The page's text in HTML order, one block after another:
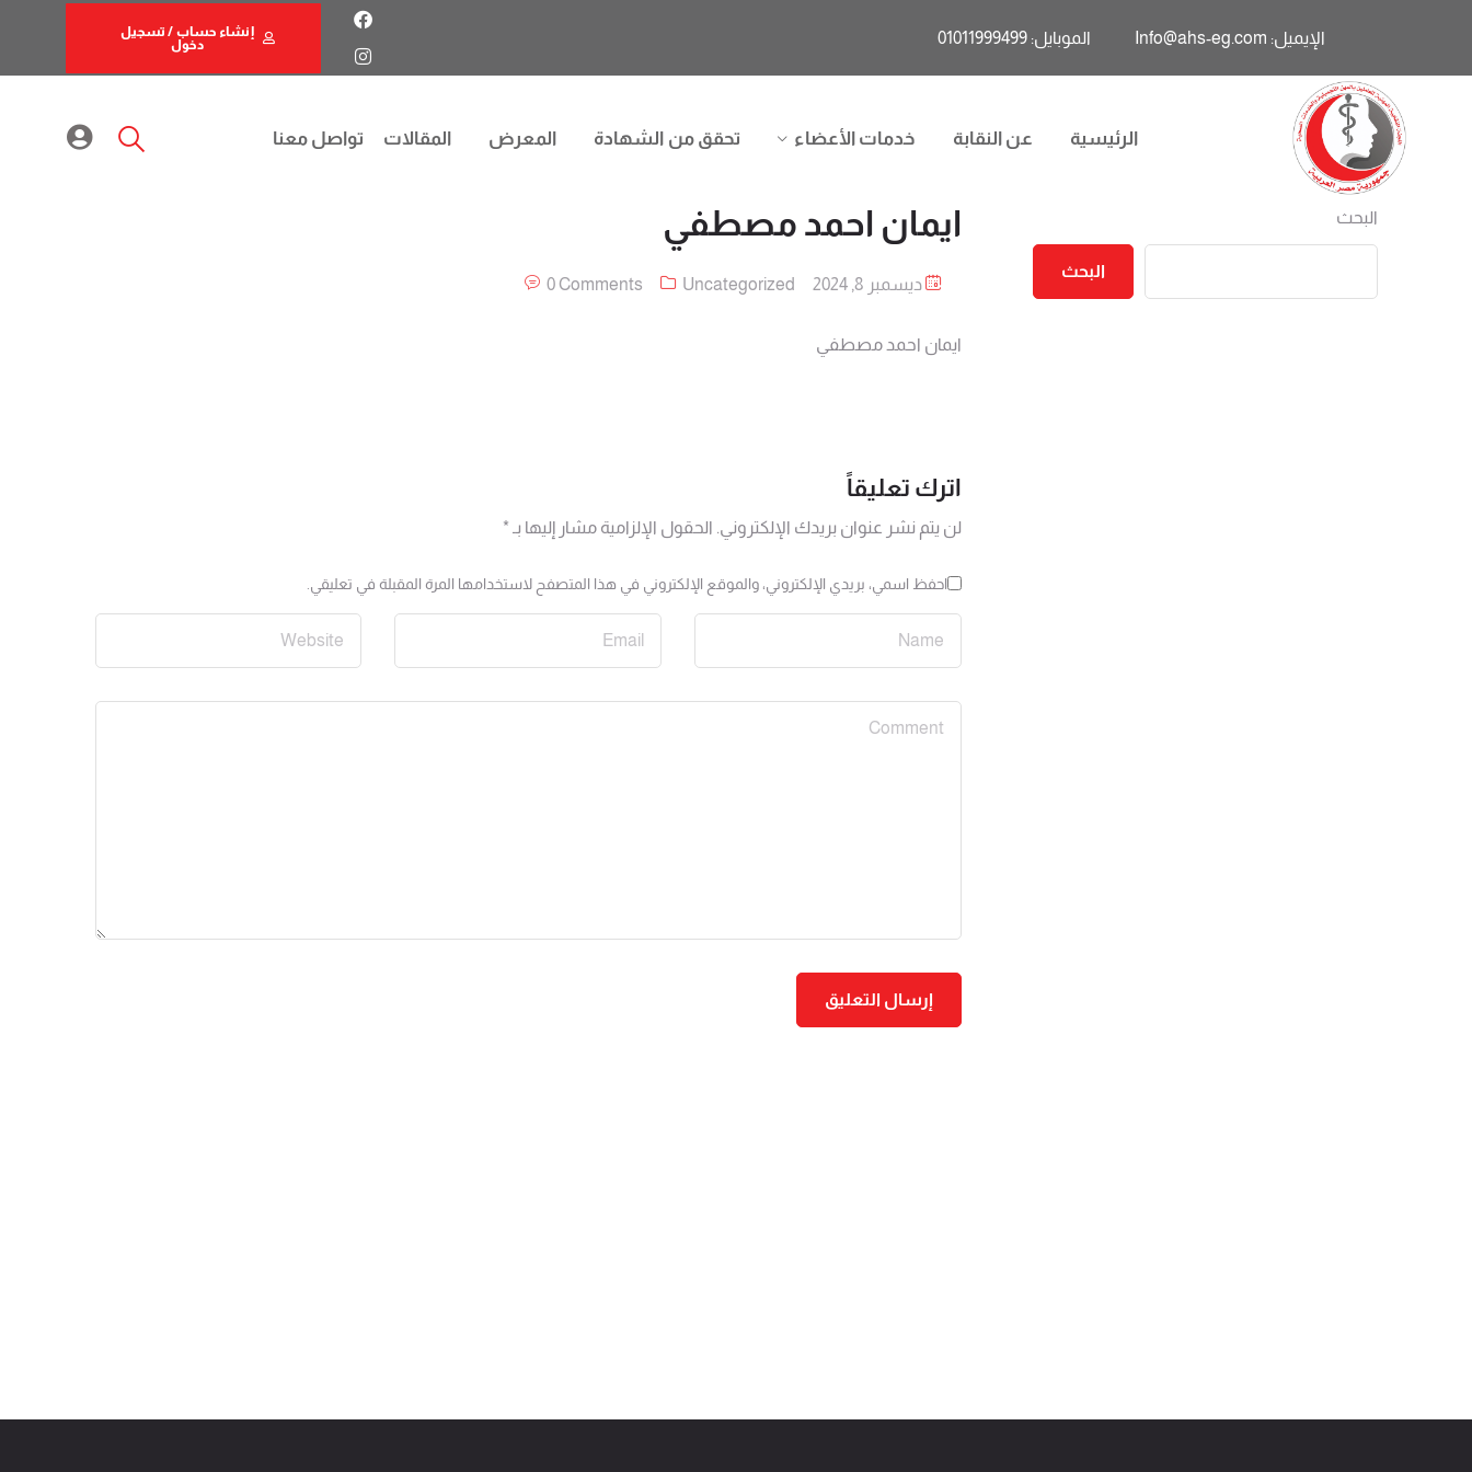
الإيميل: Info@ahs-eg.com الموبايل: 01011999499
إنشاء حساب / تسجيل
دخول
الرئيسية عن النقابة خدمات الأعضاء تحقق من الشهادة المعرض المقالات تواصل معنا
ايمان احمد مصطفي
ديسمبر 8, 2024 Uncategorized
0 Comments
ايمان احمد مصطفي
اترك تعليقاً
لن يتم نشر عنوان بريدك الإلكتروني. الحقول الإلزامية مشار إليها بـ *
احفظ اسمي، بريدي الإلكتروني، والموقع الإلكتروني في هذا المتصفح لاستخدامها المرة المقبلة في تعليقي.
البحث
البحث